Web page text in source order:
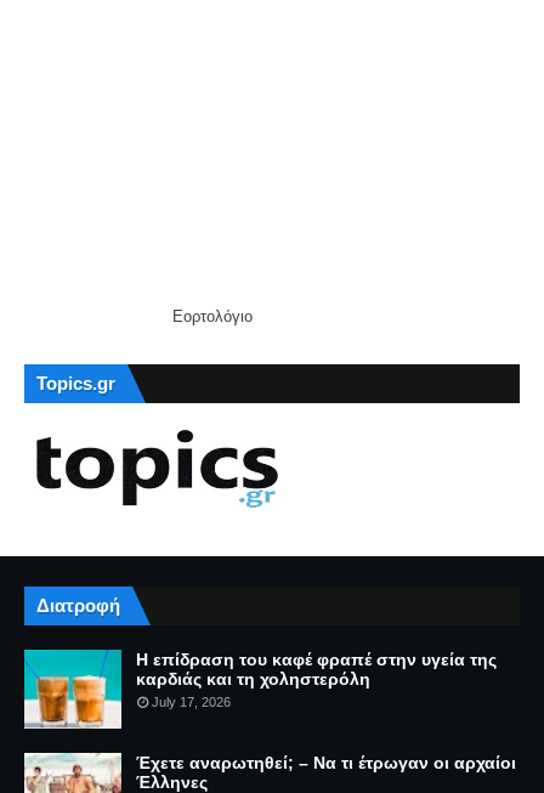
Εορτολόγιο
Topics.gr
Διατροφή
Η επίδραση του καφέ φραπέ στην υγεία της
καρδιάς και τη χοληστερόλη
July 17, 2026
Έχετε αναρωτηθεί; – Να τι έτρωγαν οι αρχαίοι
Έλληνες